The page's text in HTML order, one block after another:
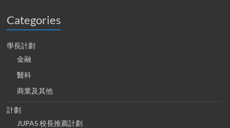
Categories
學長計劃
金融
醫科
商業及其他
計劃
JUPAS 校長推薦計劃